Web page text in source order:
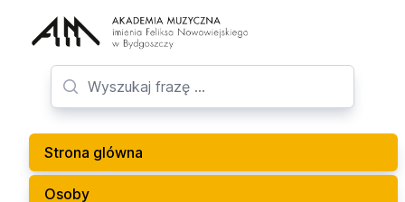
Strona glówna
Osoby